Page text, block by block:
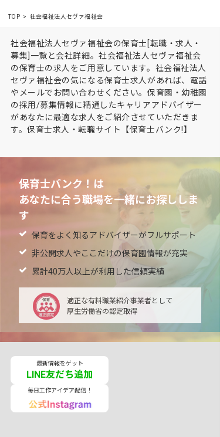
TOP 社会福祉法人セヴァ福祉会
社会福祉法人セヴァ福祉会の保育士[転職・求人・
募集]一覧と会社詳細。社会福祉法人セヴァ福祉会
の保育士の求人をご用意しています。社会福祉法人
セヴァ福祉会の気になる保育士求人があれば、電話
やメールでお問い合わせください。保育園・幼稚園
の採用/募集情報に精通したキャリアアドバイザー
があなたに最適な求人をご紹介させていただきま
す。保育士求人・転職サイト【保育士バンク!】
保育士バンク！は
あなたに合う職場を一緒にお探ししま
す
保育をよく知るアドバイザーがフルサポート
非公開求人やここだけの保育園情報が充実
累計40万人以上が利用した信頼実績
適正な有料職業紹介事業者として
厚生労働省の認定取得
最新情報をゲット
LINE友だち追加
毎日工作アイデア配信！